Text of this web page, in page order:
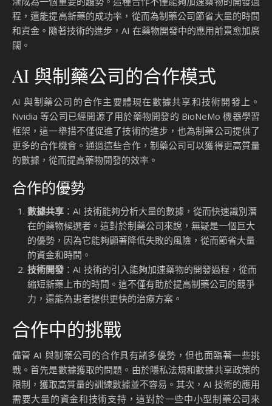
程，還能提高新藥的成功率，從而為制藥公司節省大量的時間
和資金。隨著技術的進步，AI 在藥物開發中的應用前景愈加廣
闊。
AI 與制藥公司的合作模式
AI 與制藥公司的合作主要體現在數據共享和技術開發上。
Nvidia 等公司已經開源了用於藥物開發的 BioNeMo 機器學習
框架，這一舉措不僅促進了技術的進步，也為制藥公司提供了
更多的合作機會。通過這些合作，制藥公司可以獲得更高質量
的數據，從而提高藥物開發的效率。
合作的優勢
數據共享 ：AI 技術能夠分析大量的數據，從而快速識別潛
在的藥物候選者。這對於制藥公司來說，無疑是一個巨大
的優勢，因為它能夠顯著降低失敗的風險，從而節省大量
的資金和時間。
技術開發 ：AI 技術的引入能夠加速藥物的開發過程，從而
縮短新藥上市的時間。這不僅有助於提高制藥公司的競爭
力，還能為患者提供更快的治療方案。
合作中的挑戰
儘管 AI 與制藥公司的合作具有諸多優勢，但也面臨著一些挑
戰。首先是數據獲取的問題。由於隱私法規和數據共享政策的
限制，獲取高質量的訓練數據並不容易。其次，AI 技術的應用
需要大量的資金和技術支持，這對於一些中小型制藥公司來